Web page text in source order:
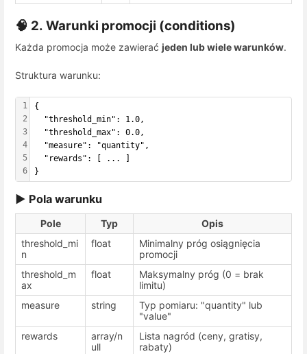
🧠 2. Warunki promocji (conditions)
Każda promocja może zawierać jeden lub wiele warunków.
Struktura warunku:
1
2
3
4
5
6
{
  "threshold_min": 1.0,
  "threshold_max": 0.0,
  "measure": "quantity",
  "rewards": [ ... ]
}
▶ Pola warunku
Pole Typ
Opis
threshold_mi
n
float
Minimalny próg osiągnięcia
promocji
threshold_m
ax
float
Maksymalny próg (0 = brak
limitu)
measure
string Typ pomiaru: "quantity" lub
"value"
rewards
array/n
ull
Lista nagród (ceny, gratisy,
rabaty)